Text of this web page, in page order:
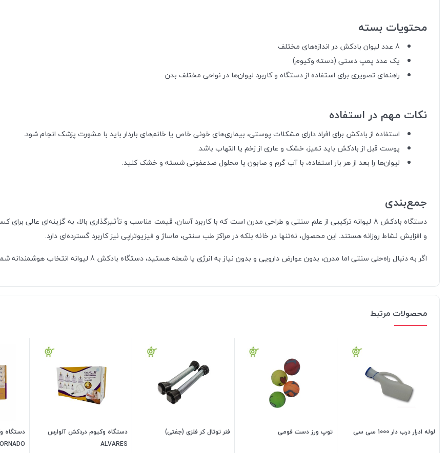
محتویات بسته
8 عدد لیوان بادکش در اندازه‌های مختلف
یک عدد پمپ دستی (دسته وکیوم)
راهنمای تصویری برای استفاده از دستگاه و کاربرد لیوان‌ها در نواحی مختلف بدن
نکات مهم در استفاده
استفاده از بادکش برای افراد دارای مشکلات پوستی، بیماری‌های خونی خاص یا خانم‌های باردار باید با مشورت پزشک انجام شود.
پوست قبل از بادکش باید تمیز، خشک و عاری از زخم یا التهاب باشد.
لیوان‌ها را بعد از هر بار استفاده، با آب گرم و صابون یا محلول ضدعفونی شسته و خشک کنید.
جمع‌بندی
دستگاه بادکش 8 لیوانه ترکیبی از علم سنتی و طراحی مدرن است که با کاربرد آسان، قیمت مناسب و تأثیرگذاری بالا، به گزینه‌ای
و افزایش نشاط روزانه هستند. این محصول، نه‌تنها در خانه بلکه در مراکز طب سنتی، ماساژ و فیزیوتراپی نیز کاربرد گسترده‌ای دارد.
اگر به دنبال راه‌حلی سنتی اما مدرن، بدون عوارض دارویی و بدون نیاز به انرژی یا شعله هستید، دستگاه بادکش 8 لیوانه انتخاب هوشمندانه شماست.
محصولات مرتبط
لوله ادرار درب دار 1000 سی سی توپ ورز دست فومی فنر توتال کر فلزی (جفتی)
دستگاه وکیوم دردکش آلوارس
ALVARES
دستگاه